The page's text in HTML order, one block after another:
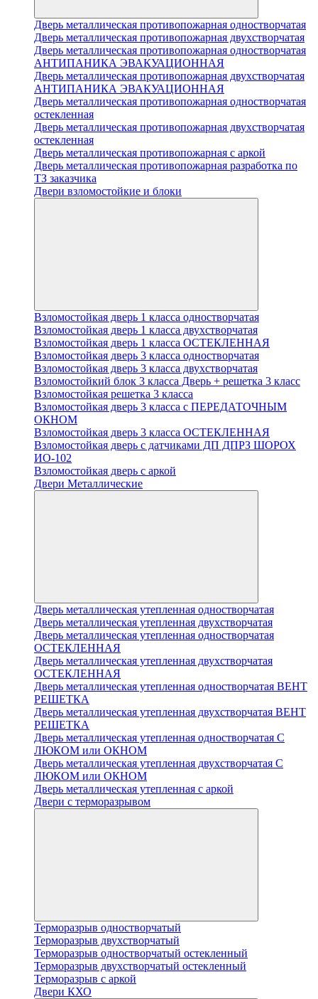
Дверь металлическая противопожарная одностворчатая
Дверь металлическая противопожарная двухстворчатая
Дверь металлическая противопожарная одностворчатая
АНТИПАНИКА ЭВАКУАЦИОННАЯ
Дверь металлическая противопожарная двухстворчатая
АНТИПАНИКА ЭВАКУАЦИОННАЯ
Дверь металлическая противопожарная одностворчатая
остекленная
Дверь металлическая противопожарная двухстворчатая
остекленная
Дверь металлическая противопожарная с аркой
Дверь металлическая противопожарная разработка по
ТЗ заказчика
Двери взломостойкие и блоки
Взломостойкая дверь 1 класса одностворчатая
Взломостойкая дверь 1 класса двухстворчатая
Взломостойкая дверь 1 класса ОСТЕКЛЕННАЯ
Взломостойкая дверь 3 класса одностворчатая
Взломостойкая дверь 3 класса двухстворчатая
Взломостойкий блок 3 класса Дверь + решетка 3 класс
Взломостойкая решетка 3 класса
Взломостойкая дверь 3 класса с ПЕРЕДАТОЧНЫМ
ОКНОМ
Взломостойкая дверь 3 класса ОСТЕКЛЕННАЯ
Взломостойкая дверь с датчиками ДП ДПРЗ ШОРОХ
ИО-102
Взломостойкая дверь с аркой
Двери Металлические
Дверь металлическая утепленная одностворчатая
Дверь металлическая утепленная двухстворчатая
Дверь металлическая утепленная одностворчатая
ОСТЕКЛЕННАЯ
Дверь металлическая утепленная двухстворчатая
ОСТЕКЛЕННАЯ
Дверь металлическая утепленная одностворчатая ВЕНТ
РЕШЕТКА
Дверь металлическая утепленная двухстворчатая ВЕНТ
РЕШЕТКА
Дверь металлическая утепленная одностворчатая С
ЛЮКОМ или ОКНОМ
Дверь металлическая утепленная двухстворчатая С
ЛЮКОМ или ОКНОМ
Дверь металлическая утепленная с аркой
Двери с терморазрывом
Терморазрыв одностворчатый
Терморазрыв двухстворчатый
Терморазрыв одностворчатый остекленный
Терморазрыв двухстворчатый остекленный
Терморазрыв с аркой
Двери КХО